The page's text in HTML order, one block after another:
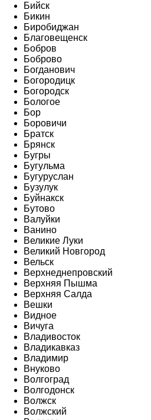
Бийск
Бикин
Биробиджан
Благовещенск
Бобров
Боброво
Богданович
Богородицк
Богородск
Бологое
Бор
Боровичи
Братск
Брянск
Бугры
Бугульма
Бугуруслан
Бузулук
Буйнакск
Бутово
Валуйки
Ванино
Великие Луки
Великий Новгород
Вельск
Верхнеднепровский
Верхняя Пышма
Верхняя Салда
Вешки
Видное
Вичуга
Владивосток
Владикавказ
Владимир
Внуково
Волгоград
Волгодонск
Волжск
Волжский